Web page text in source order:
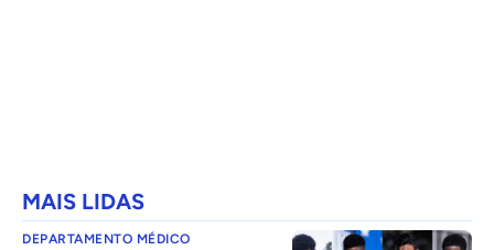
MAIS LIDAS
DEPARTAMENTO MÉDICO